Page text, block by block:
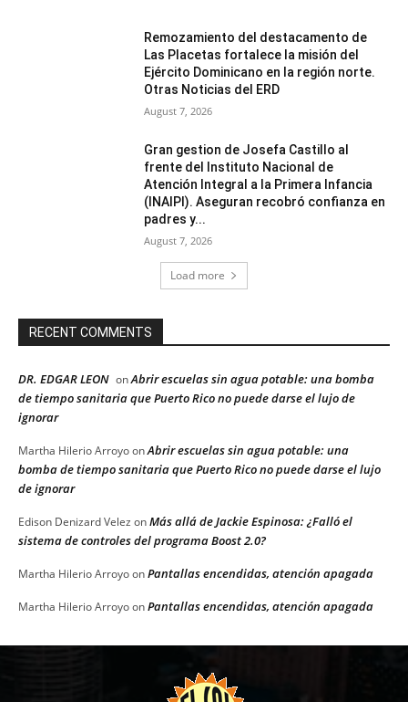
Remozamiento del destacamento de
Las Placetas fortalece la misión del
Ejército Dominicano en la región norte.
Otras Noticias del ERD
August 7, 2026
Gran gestion de Josefa Castillo al
frente del Instituto Nacional de
Atención Integral a la Primera Infancia
(INAIPI). Aseguran recobró confianza en
padres y...
August 7, 2026
Load more
RECENT COMMENTS
DR. EDGAR LEON onAbrir escuelas sin agua potable: una bomba
de tiempo sanitaria que Puerto Rico no puede darse el lujo de
ignorar
Martha Hilerio ArroyoonAbrir escuelas sin agua potable: una
bomba de tiempo sanitaria que Puerto Rico no puede darse el lujo
de ignorar
Edison Denizard Velez onMás allá de Jackie Espinosa: ¿Falló el
sistema de controles del programa Boost 2.0?
Martha Hilerio ArroyoonPantallas encendidas, atención apagada
Martha Hilerio ArroyoonPantallas encendidas, atención apagada